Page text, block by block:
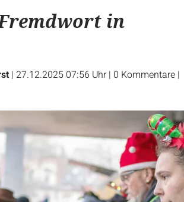
in
| 27.12.2025 07:56 Uhr | 0 Kommentare |